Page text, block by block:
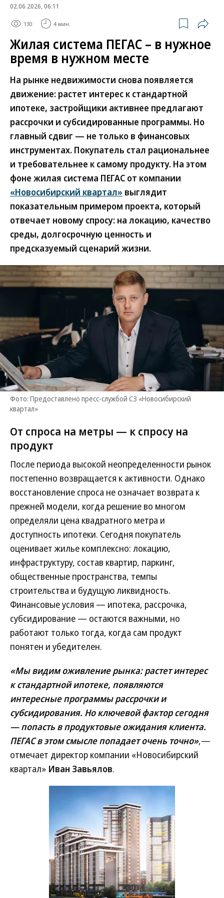
02.06.2026, 06:11
130 4 мин.
Жилая система ПЕГАС – в нужное
время в нужном месте
На рынке недвижимости снова появляется
движение: растет интерес к стандартной
ипотеке, застройщики активнее предлагают
рассрочки и субсидированные программы. Но
главный сдвиг — не только в финансовых
инструментах. Покупатель стал рациональнее
и требовательнее к самому продукту. На этом
фоне жилая система ПЕГАС от компании
«Новосибирский квартал» выглядит
показательным примером проекта, который
отвечает новому спросу: на локацию, качество
среды, долгосрочную ценность и
предсказуемый сценарий жизни.
Фото: Предоставлено пресс-службой СЗ «Новосибирский
квартал»
От спроса на метры — к спросу на
продукт
После периода высокой неопределенности рынок
постепенно возвращается к активности. Однако
восстановление спроса не означает возврата к
прежней модели, когда решение во многом
определяли цена квадратного метра и
доступность ипотеки. Сегодня покупатель
оценивает жилье комплексно: локацию,
инфраструктуру, состав квартир, паркинг,
общественные пространства, темпы
строительства и будущую ликвидность.
Финансовые условия — ипотека, рассрочка,
субсидирование — остаются важными, но
работают только тогда, когда сам продукт
понятен и убедителен.
«Мы видим оживление рынка: растет интерес
к стандартной ипотеке, появляются
интересные программы рассрочки и
субсидирования. Но ключевой фактор сегодня
— попасть в продуктовые ожидания клиента.
ПЕГАС в этом смысле попадает очень точно»,—
отмечает директор компании «Новосибирский
квартал» Иван Завьялов.